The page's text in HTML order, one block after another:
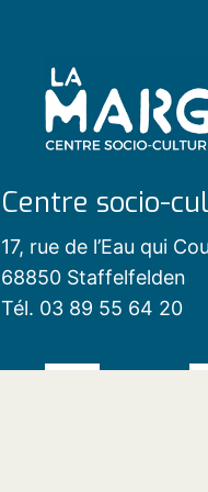
Centre socio-
17, rue de l’Eau qui
68850 Staffelfelden
Tél. 03 89 55 64 20